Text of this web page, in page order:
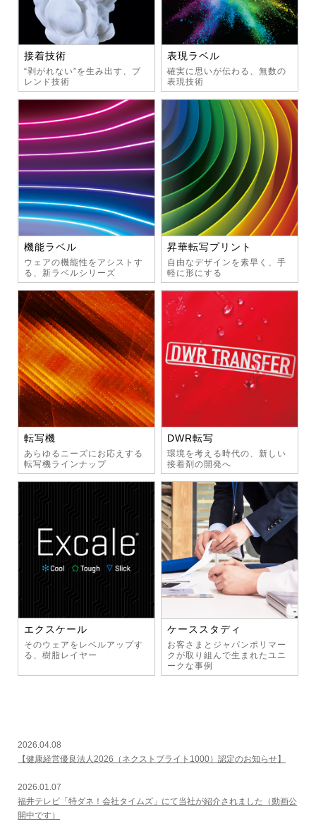
接着技術
“剥がれない”を生み出す、ブ
レンド技術
表現ラベル
確実に思いが伝わる、無数の
表現技術
機能ラベル
ウェアの機能性をアシストす
る、新ラベルシリーズ
昇華転写プリント
自由なデザインを素早く、手
軽に形にする
転写機
あらゆるニーズにお応えする
転写機ラインナップ
DWR転写
環境を考える時代の、新しい
接着剤の開発へ
エクスケール
そのウェアをレベルアップす
る、樹脂レイヤー
ケーススタディ
お客さまとジャパンポリマー
クが取り組んで生まれたユニ
ークな事例
2026.04.08
【健康経営優良法人2026（ネクストブライト1000）認定のお知らせ】
2026.01.07
福井テレビ「特ダネ！会社タイムズ」にて当社が紹介されました（動画公
開中です）